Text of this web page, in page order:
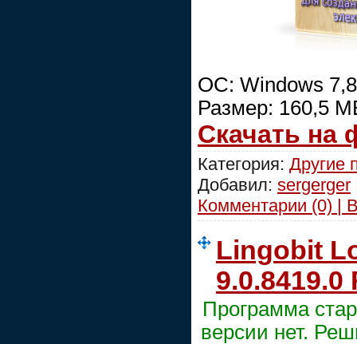
ОС: Windows
Размер: 160,5
Скачать на
Категория: Другие
Добавил: sergerger
Комментарии (0) |
Lingobit
9.0.8419.0
Программа
версии нет.